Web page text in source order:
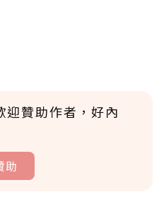
迎贊助作者，好內
助